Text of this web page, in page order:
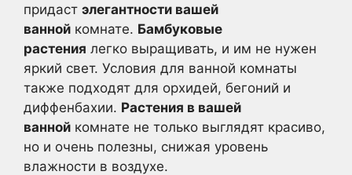
придаст элегантности вашей
ванной комнате. Бамбуковые
растения легко выращивать, и им не нужен
яркий свет. Условия для ванной комнаты
также подходят для орхидей, бегоний и
диффенбахии. Растения в вашей
ванной комнате не только выглядят красиво,
но и очень полезны, снижая уровень
влажности в воздухе.